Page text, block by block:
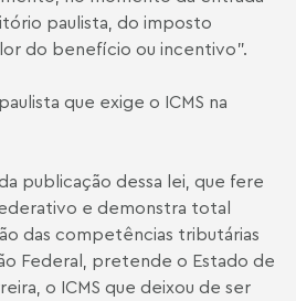
paulista, do imposto
do benefício ou incentivo".
que exige o ICMS na
publicação dessa lei, que fere
e demonstra total
das competências tributárias
Federal, pretende o Estado de
o ICMS que deixou de ser